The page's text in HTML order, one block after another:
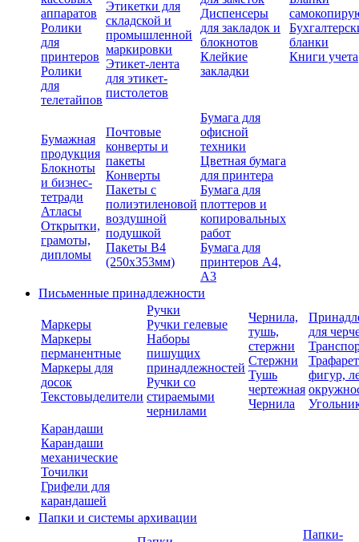
аппаратов
Ролики
для
принтеров
Ролики
для
телетайпов
Этикетки для
складской и
промышленной
маркировки
Этикет-лента
для этикет-
пистолетов
Диспенсеры
для закладок и
блокнотов
Клейкие
закладки
бланки
Книги учета
Бумажная
продукция
Блокноты
и бизнес-
тетради
Атласы
Открытки,
грамоты,
дипломы
Почтовые
конверты и
пакеты
Конверты
Пакеты с
полиэтиленовой
воздушной
подушкой
Пакеты В4
(250х353мм)
Бумага для
офисной
техники
Цветная бумага
для принтера
Бумага для
плоттеров и
копировальных
работ
Бумага для
принтеров А4,
А3
Письменные принадлежности
Маркеры
Маркеры
перманентные
Маркеры для
досок
Текстовыделители
Ручки
Ручки гелевые
Наборы
пишущих
принадлежностей
Ручки со
стираемыми
чернилами
Чернила,
тушь,
стержни
Стержни
Тушь
чертежная
Чернила
для
фигур,
Карандаши
Карандаши
механические
Точилки
Грифели для
карандашей
Папки и системы архивации
Папки-